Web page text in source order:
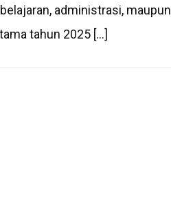
administrasi, maupun
tahun 2025 […]